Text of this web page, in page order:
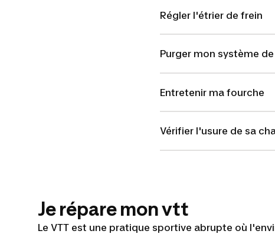
Régler l'étrier de frein
Purger mon système
Entretenir ma fourche
Vérifier l'usure de sa
Je répare mon vtt
Le VTT est une pratique sportive abrupte où